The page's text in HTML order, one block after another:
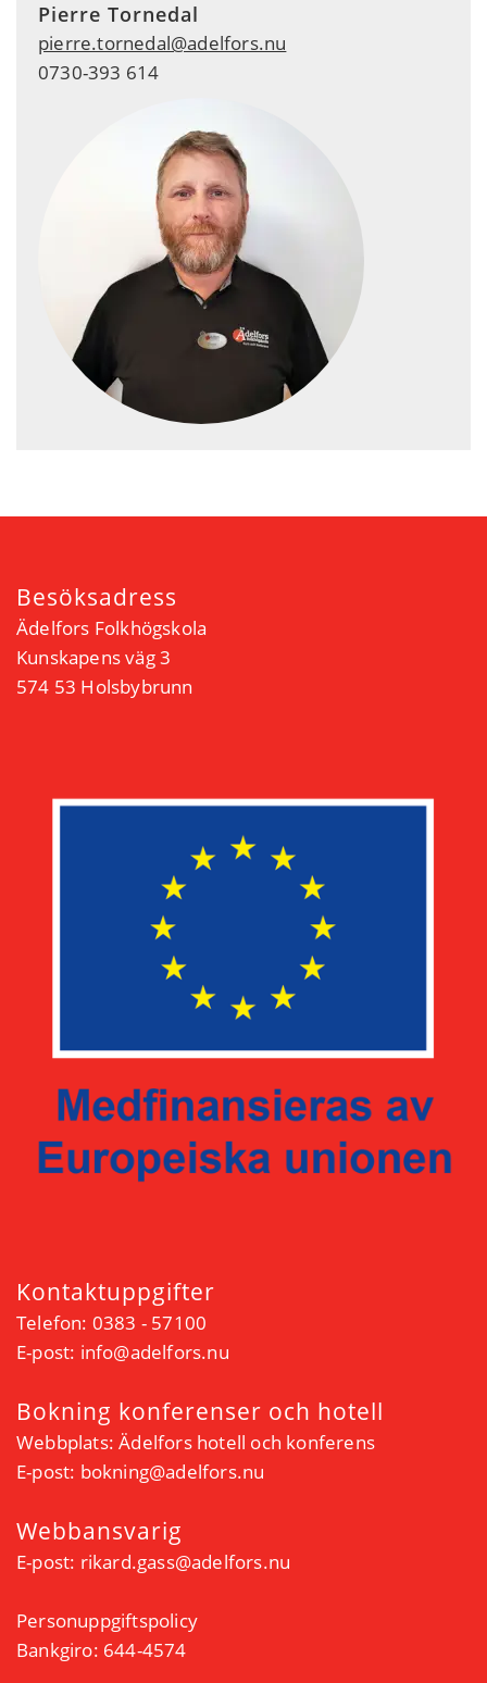
Pierre Tornedal
pierre.tornedal@adelfors.nu
0730-393 614
Besöksadress
Ädelfors Folkhögskola
Kunskapens väg 3
574 53 Holsbybrunn
Kontaktuppgifter
Telefon: 0383 - 57100
E-post: info@adelfors.nu
Bokning konferenser och hotell
Webbplats:Ädelfors hotell och konferens
E-post: bokning@adelfors.nu
Webbansvarig
E-post: rikard.gass@adelfors.nu
Personuppgiftspolicy
Bankgiro: 644-4574